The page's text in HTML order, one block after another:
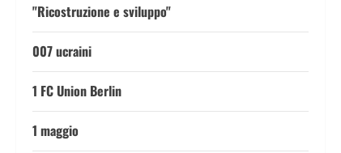
"Ricostruzione e sviluppo"
007 ucraini
1 FC Union Berlin
1 maggio